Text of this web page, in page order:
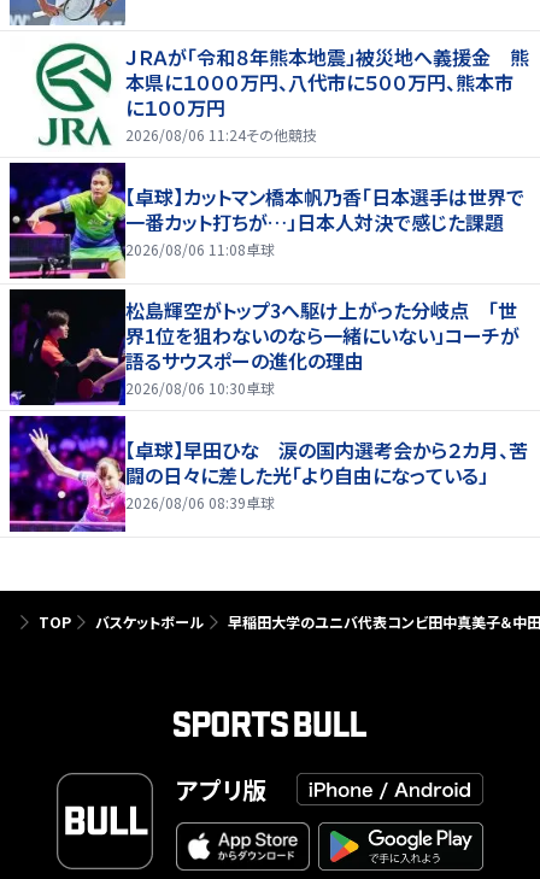
ＪＲＡが「令和８年熊本地震」被災地へ義援金 熊
本県に１０００万円、八代市に５００万円、熊本市
に１００万円
2026/08/06 11:24その他競技
【卓球】カットマン橋本帆乃香「日本選手は世界で
一番カット打ちが…」日本人対決で感じた課題
2026/08/06 11:08卓球
松島輝空がトップ3へ駆け上がった分岐点 「世
界1位を狙わないのなら一緒にいない」コーチが
語るサウスポーの進化の理由
2026/08/06 10:30卓球
【卓球】早田ひな 涙の国内選考会から２カ月、苦
闘の日々に差した光「より自由になっている」
2026/08/06 08:39卓球
TOP バスケットボール 早稲田大学のユニバ代表コンビ田中真美子＆中田
アプリ版